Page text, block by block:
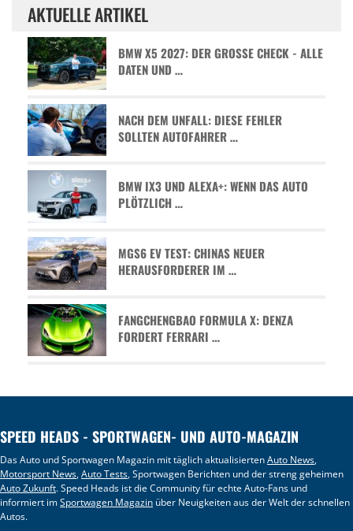
AKTUELLE ARTIKEL
BMW X5 2027: DER GROSSE CHECK - ALLE D
ATEN UND …
NACH DEM UNFALL: DIESE FEHLER
SOLLTEN AUTOFAHRER …
BMW IX3 UND ALEXA+: WENN DAS AUTO
PLÖTZLICH …
MGS6 EV TEST: CHINAS NEUER
HERAUSFORDERER IM …
FANGCHENGBAO FORMULA X: DENZA
FORDERT FERRARI …
SPEED HEADS - SPORTWAGEN- UND AUTO-MAGAZIN
Das Auto und Sportwagen Magazin mit täglich aktualisiertenAuto News,
Motorsport News,Auto Tests, Sportwagen Berichten und der streng geheimen
Auto Zukunft. Speed Heads ist die Community für echte Auto-Fans und
informiert imSportwagen Magazin über Neuigkeiten aus der Welt der schnellen
Autos.